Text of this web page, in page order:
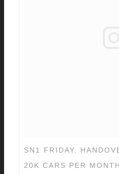
SN1 FRIDAY.
20K CARS PER